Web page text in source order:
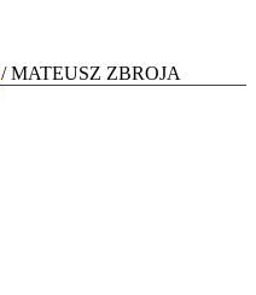
/ MATEUSZ ZBROJA